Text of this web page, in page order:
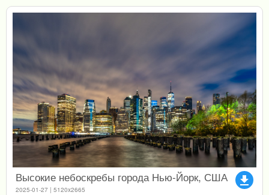
file_download
Высокие небоскребы города Нью-Йорк, США
2025-01-27 | 5120x2665